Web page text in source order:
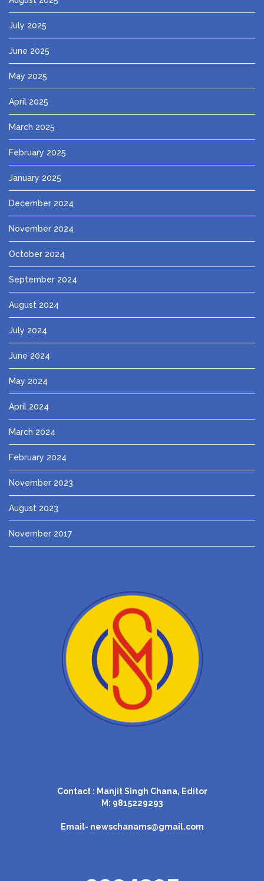
July 2025
June 2025
May 2025
April 2025
March 2025
February 2025
January 2025
December 2024
November 2024
October 2024
September 2024
August 2024
July 2024
June 2024
May 2024
April 2024
March 2024
February 2024
November 2023
August 2023
November 2017
Contact : Manjit Singh Chana, Editor
M: 9815229293
Email- newschanams@gmail.com